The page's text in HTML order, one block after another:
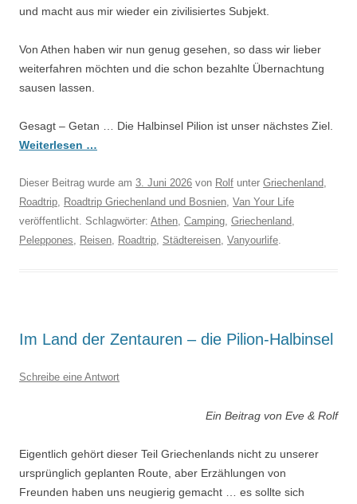
und macht aus mir wieder ein zivilisiertes Subjekt.
Von Athen haben wir nun genug gesehen, so dass wir lieber
weiterfahren möchten und die schon bezahlte Übernachtung
sausen lassen.
Gesagt – Getan … Die Halbinsel Pilion ist unser nächstes Ziel.
Weiterlesen …
Dieser Beitrag wurde am 3. Juni 2026 von Rolf unter Griechenland,
Roadtrip, Roadtrip Griechenland und Bosnien, Van Your Life
veröffentlicht. Schlagwörter: Athen, Camping, Griechenland,
Peleppones, Reisen, Roadtrip, Städtereisen, Vanyourlife.
Im Land der Zentauren – die Pilion-Halbinsel
Schreibe eine Antwort
Ein Beitrag von Eve & Rolf
Eigentlich gehört dieser Teil Griechenlands nicht zu unserer
ursprünglich geplanten Route, aber Erzählungen von
Freunden haben uns neugierig gemacht … es sollte sich